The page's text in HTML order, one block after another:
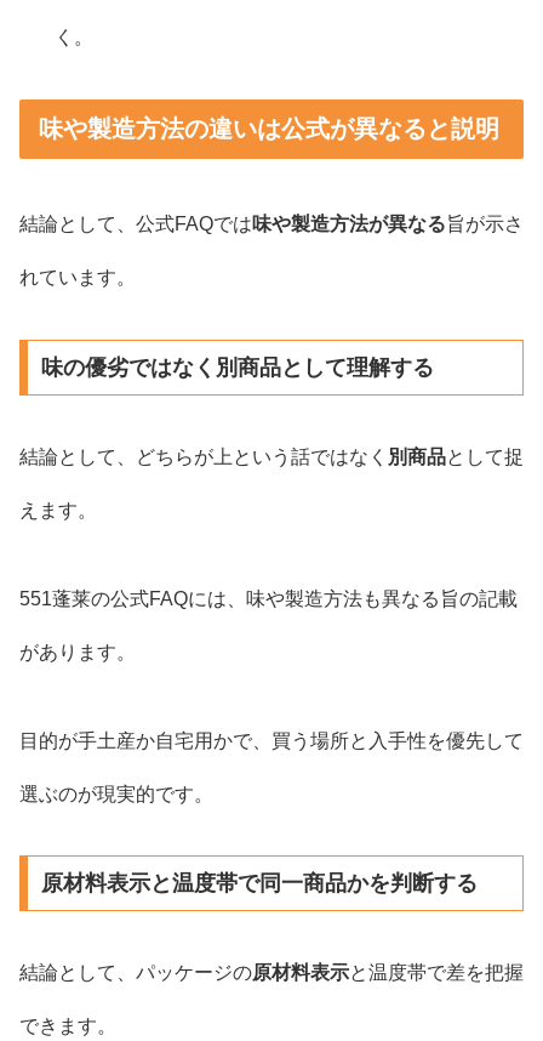
く。
味や製造方法の違いは公式が異なると説明
結論として、公式FAQでは味や製造方法が異なる旨が示さ
れています。
味の優劣ではなく別商品として理解する
結論として、どちらが上という話ではなく 別商品として捉
えます。
551蓬莱の公式FAQには、味や製造方法も異なる旨の記載
があります。
目的が手土産か自宅用かで、買う場所と入手性を優先して
選ぶのが現実的です。
原材料表示と温度帯で同一商品かを判断する
結論として、パッケージの原材料表示と温度帯で差を把握
できます。